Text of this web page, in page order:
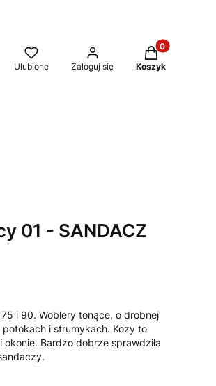
Ulubione Zaloguj się
Produkty w
Koszyk
01 - SANDACZ
i 90. Woblery tonące, o drobnej
i strumykach. Kozy to
Bardzo dobrze sprawdziła